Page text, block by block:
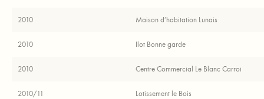
2010 Maison d’habitation Lunais
2010 Ilot Bonne garde
2010 Centre Commercial Le Blanc Carroi
2010/11 Lotissement le Bois